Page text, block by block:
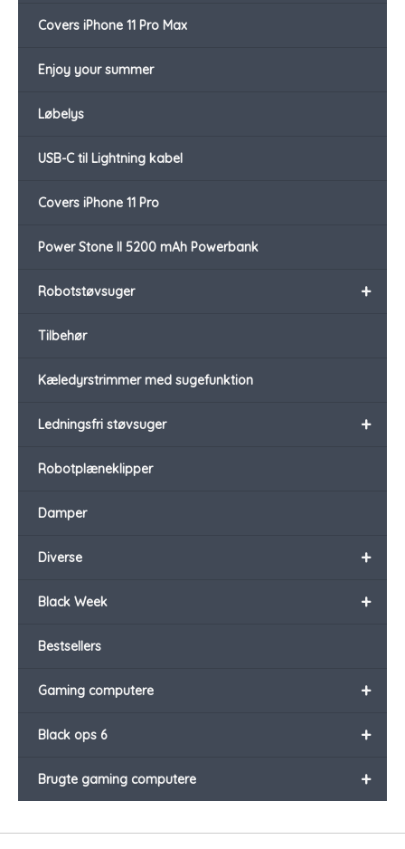
Covers iPhone 11 Pro Max
Enjoy your summer
Løbelys
USB-C til Lightning kabel
Covers iPhone 11 Pro
Power Stone II 5200 mAh Powerbank
+
Robotstøvsuger
Tilbehør
Kæledyrstrimmer med sugefunktion
+
Ledningsfri støvsuger
Robotplæneklipper
Damper
+
Diverse
+
Black Week
Bestsellers
+
Gaming computere
+
Black ops 6
+
Brugte gaming computere